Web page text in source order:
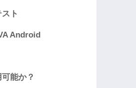
ト
Android
能か？